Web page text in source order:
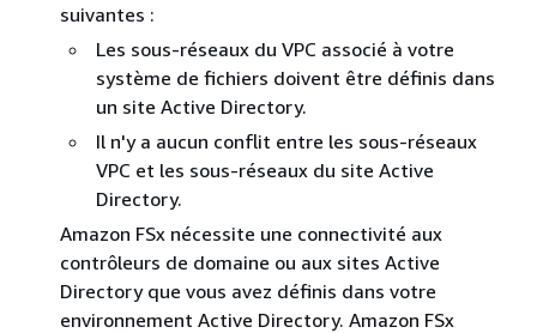
suivantes :
Les sous-réseaux du VPC associé à votre
système de fichiers doivent être définis dans
un site Active Directory.
Il n'y a aucun conflit entre les sous-réseaux
VPC et les sous-réseaux du site Active
Directory.
Amazon FSx nécessite une connectivité aux
contrôleurs de domaine ou aux sites Active
Directory que vous avez définis dans votre
environnement Active Directory. Amazon FSx